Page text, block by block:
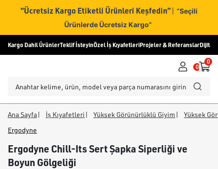
“Ücretsiz Kargo Etiketli Ürünleri Keşfedin” | “Seçili
Ürünlerde Ücretsiz Kargo”
Kargo Dahil ÜrünlerTeklif İsteyinÖzel İş KıyafetleriProjeler & ReferanslarDijital
0
0
Ana Sayfa| İş Kıyafetleri | Yüksek Görünürlüklü Giyim |
Yüksek
Ergodyne
Ergodyne Chill-Its Sert Şapka Siperliği ve
Boyun Gölgeliği